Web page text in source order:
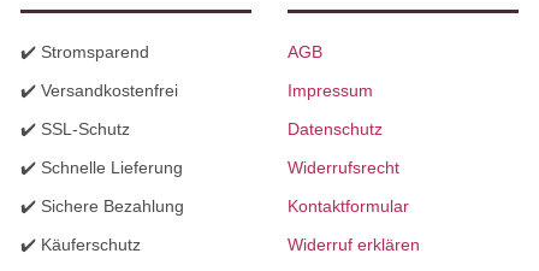
✔️ Stromsparend
✔️ Versandkostenfrei
✔️ SSL-Schutz
✔️ Schnelle Lieferung
✔️ Sichere Bezahlung
✔️ Käuferschutz
AGB
Impressum
Datenschutz
Widerrufsrecht
Kontaktformular
Widerruf erklären